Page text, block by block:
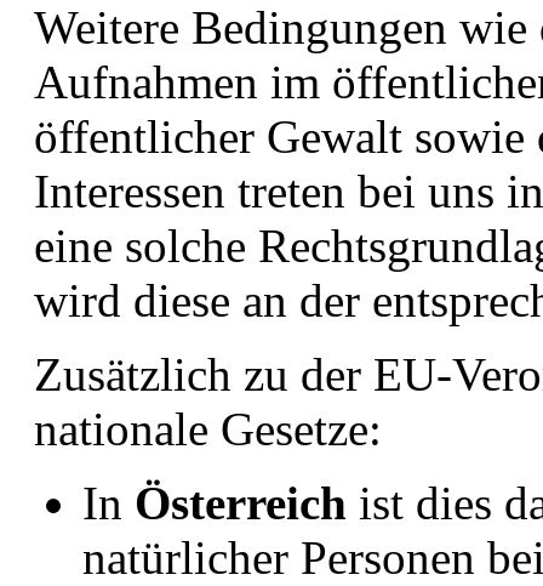
Weitere Bedingungen
Aufnahmen im
öffentlicher Gewalt sowie
Interessen treten bei uns
eine solche
wird diese an der
Zusätzlich zu der EU-
nationale Gesetze:
In Österreich ist dies
natürlicher Personen